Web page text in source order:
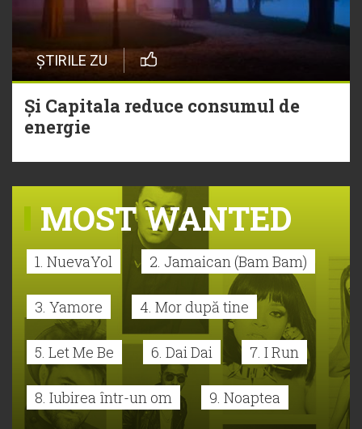
ȘTIRILE ZU
Și Capitala reduce consumul de
energie
MOST WANTED
1. NuevaYol 2. Jamaican (Bam Bam)
3. Yamore 4. Mor după tine
5. Let Me Be 6. Dai Dai 7. I Run
8. Iubirea într-un om 9. Noaptea